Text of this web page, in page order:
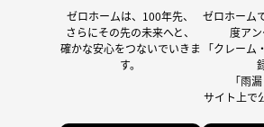
ゼロホームは、100年先、
さらにその先の未来へと、
確かな安心をつないでいきま
す。
ゼロホーム
度ア
「クレー
「雨
サイト上で